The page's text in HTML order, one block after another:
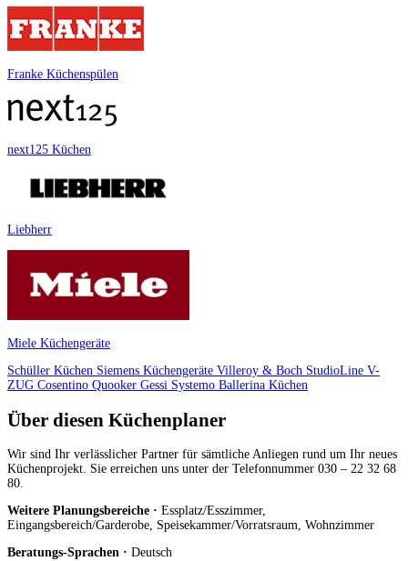
Franke Küchenspülen
next125 Küchen
Liebherr
Miele Küchengeräte
Schüller Küchen Siemens Küchengeräte Villeroy & Boch StudioLine V-
ZUG Cosentino Quooker Gessi Systemo Ballerina Küchen
Über diesen Küchenplaner
Wir sind Ihr verlässlicher Partner für sämtliche Anliegen rund um Ihr neues
Küchenprojekt. Sie erreichen uns unter der Telefonnummer 030 – 22 32 68
80.
Weitere Planungsbereiche · Essplatz/Esszimmer,
Eingangsbereich/Garderobe, Speisekammer/Vorratsraum, Wohnzimmer
Beratungs-Sprachen · Deutsch